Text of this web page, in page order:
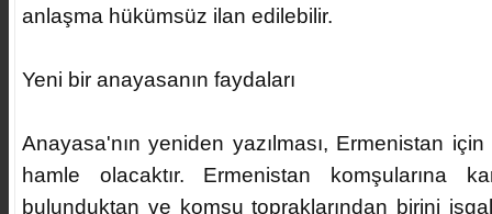
anlaşma hükümsüz ilan edilebilir.
Yeni bir anayasanın faydaları
Anayasa'nın yeniden yazılması, Ermenistan
hamle olacaktır. Ermenistan komşularına
bulunduktan ve komşu topraklarından birini